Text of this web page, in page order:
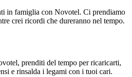
in famiglia con Novotel. Ci prendiamo
crei ricordi che dureranno nel tempo.
prenditi del tempo per ricaricarti,
e rinsalda i legami con i tuoi cari.